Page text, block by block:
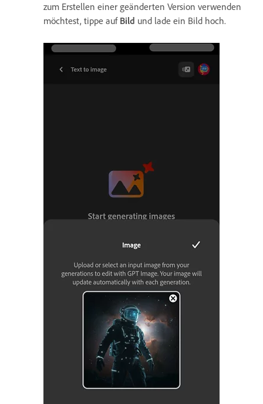
zum Erstellen einer geänderten Version verwenden
möchtest, tippe auf Bild und lade ein Bild hoch.